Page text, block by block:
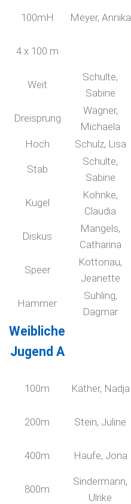
100mH Meyer, Annika
4 x 100 m
Weit
Schulte,
Sabine
Dreisprung
Wagner,
Michaela
Hoch Schulz, Lisa
Stab
Schulte,
Sabine
Kugel
Kohnke,
Claudia
Diskus
Mangels,
Catharina
Speer
Kottonau,
Jeanette
Hammer
Suhling,
Dagmar
Weibliche
Jugend A
100m Käther, Nadja
200m Stein, Juline
400m Haufe, Jona
800m
Sindermann,
Ulrike